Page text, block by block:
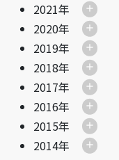
2021年
2020年
2019年
2018年
2017年
2016年
2015年
2014年